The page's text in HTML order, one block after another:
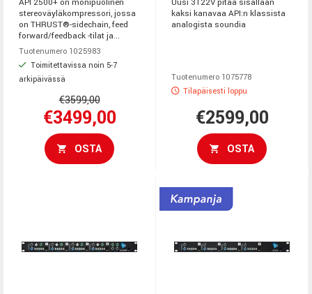
stereoväyläkompressori, jossa
on THRUST®-sidechain, feed
forward/feedback -tilat ja...
Tuotenumero 1025983
Toimitettavissa noin 5-7
arkipäivässä
€3599,00
€3499,00
OSTA
kaksi kanavaa API:n klassista
analogista soundia
Tuotenumero 1075778
Tilapäisesti loppu
€2599,00
OSTA